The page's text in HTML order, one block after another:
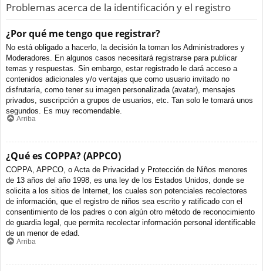
Problemas acerca de la identificación y el registro
¿Por qué me tengo que registrar?
No está obligado a hacerlo, la decisión la toman los Administradores y
Moderadores. En algunos casos necesitará registrarse para publicar
temas y respuestas. Sin embargo, estar registrado le dará acceso a
contenidos adicionales y/o ventajas que como usuario invitado no
disfrutaría, como tener su imagen personalizada (avatar), mensajes
privados, suscripción a grupos de usuarios, etc. Tan solo le tomará unos
segundos. Es muy recomendable.
Arriba
¿Qué es COPPA? (APPCO)
COPPA, APPCO, o Acta de Privacidad y Protección de Niños menores
de 13 años del año 1998, es una ley de los Estados Unidos, donde se
solicita a los sitios de Internet, los cuales son potenciales recolectores
de información, que el registro de niños sea escrito y ratificado con el
consentimiento de los padres o con algún otro método de reconocimiento
de guardia legal, que permita recolectar información personal identificable
de un menor de edad.
Arriba